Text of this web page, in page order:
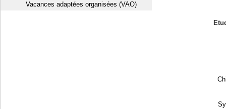
Vacances adaptées organisées (VAO)